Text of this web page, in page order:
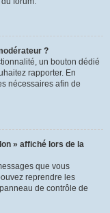
?
un bouton dédié
rapporter. En
nécessaires afin de
» affiché lors de la
que vous
reprendre les
de contrôle de